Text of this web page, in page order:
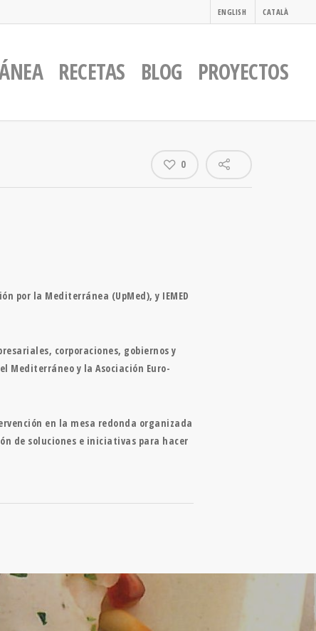
ENGLISH CATALÀ
RECETAS BLOG PROYECTOS
0
por la Mediterránea (UpMed), y IEMED
corporaciones, gobiernos y
y la Asociación Euro-
en la mesa redonda organizada
de soluciones e iniciativas para hacer